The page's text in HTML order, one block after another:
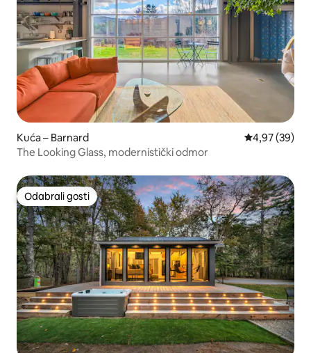
Kuća – Barnard Prosječna
4,97 (39)
The Looking Glass, modernistički odmor
Odabrali gosti
Odabrali gosti